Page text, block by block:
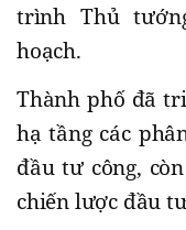
trình Thủ
hoạch.
Thành phố đã
hạ tầng các
đầu tư công,
chiến lược đầu